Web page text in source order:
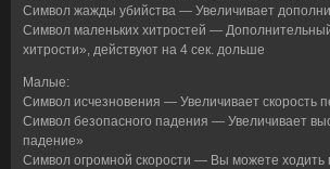
Символ жажды убийства — Увеличивает
Символ маленьких хитростей —
хитрости», действуют на 4 сек. дольше
Малые:
Символ исчезновения — Увеличивает скорость
Символ безопасного падения — Увеличивает
падение»
Символ огромной скорости — Вы можете ходить